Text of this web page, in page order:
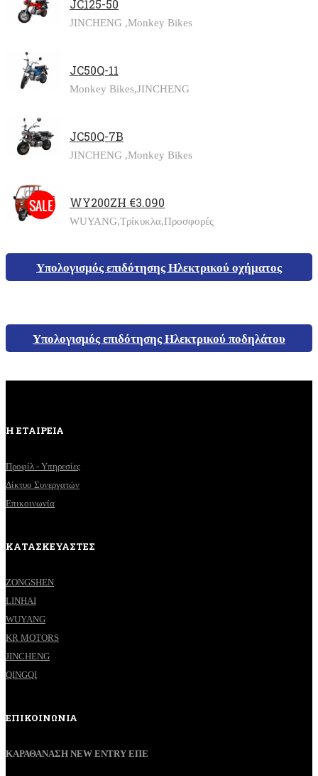
JC125-50
JINCHENG ,Monkey Bikes
JC50Q-11
Monkey Bikes,JINCHENG
JC50Q-7B
JINCHENG ,Monkey Bikes
WY200ZH €3.090
WUYANG,Τρίκυκλα,Προσφορές
Υπολογισμός επιδότησης Ηλεκτρικού οχήματος
Υπολογισμός επιδότησης Ηλεκτρικού ποδηλάτου
Η ΕΤΑΙΡΕΙΑ
Προφίλ - Υπηρεσίες
Δίκτυο Συνεργατών
Επικοινωνία
ΚΑΤΑΣΚΕΥΑΣΤΕΣ
ZONGSHEN
LINHAI
WUYANG
KR MOTORS
JINCHENG
QINGQI
ΕΠΙΚΟΙΝΩΝΙΑ
ΚΑΡΑΘΑΝΑΣΗ NEW ENTRY ΕΠΕ